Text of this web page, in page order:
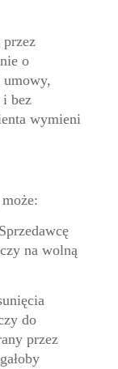
o
umowy,
i bez
wymieni
na wolną
do
przez